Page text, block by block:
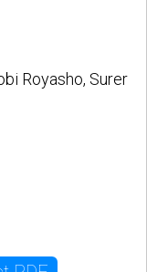
Royasho, Surer